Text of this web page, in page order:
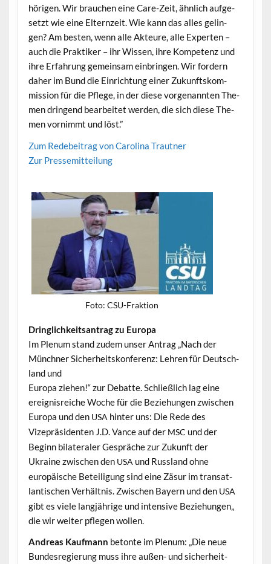
höri­gen. Wir brauchen eine Care-Zeit, ähn­lich aufge­
set­zt wie eine Elternzeit. Wie kann das alles gelin­
gen? Am besten, wenn alle Akteure, alle Experten –
auch die Prak­tik­er – ihr Wis­sen, ihre Kom­pe­tenz und
ihre Erfahrung gemein­sam ein­brin­gen. Wir fordern
daher im Bund die Ein­rich­tung ein­er Zukun­ft­skom­
mis­sion für die Pflege, in der diese vor­ge­nan­nten The­
men drin­gend bear­beit­et wer­den, die sich diese The­
men vorn­immt und löst.”
Zum Rede­beitrag von Car­oli­na Trautner
Zur Pressemit­teilung
Foto: CSU-Frak­tion
Dringlichkeit­santrag zu Europa
Im Plenum stand zudem unser Antrag „Nach der
Münch­n­er Sicher­heit­skon­ferenz: Lehren für Deutsch­
land und
Europa ziehen!“ zur Debat­te. Schließlich lag eine
ereignis­re­iche Woche für die Beziehun­gen zwis­chen
Europa und den USA hin­ter uns: Die Rede des
Vizepräsi­den­ten J.D. Vance auf der MSC und der
Beginn bilat­eraler Gespräche zur Zukun­ft der
Ukraine zwis­chen den USA und Rus­s­land ohne
europäis­che Beteili­gung sind eine Zäsur im transat­
lantis­chen Ver­hält­nis. Zwis­chen Bay­ern und den USA
gibt es viele langjährige und inten­sive Beziehun­gen„
die wir weit­er pfle­gen wollen.
Andreas Kauf­mann betonte im Plenum: „Die neue
Bun­desregierung muss ihre außen- und sicher­heit­